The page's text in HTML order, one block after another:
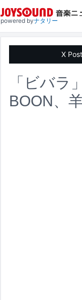
powered byナタリー
X Post
「ビバラ
BOON、